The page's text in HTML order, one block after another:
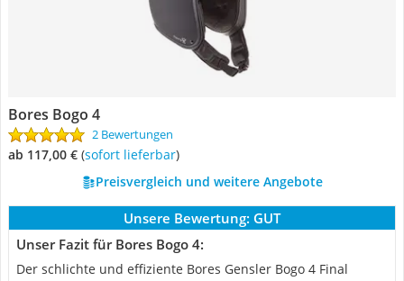
Bores Bogo 4
2 Bewertungen
ab 117,00 € ( Sofort lieferbar)
Preisvergleich und weitere Angebote
Unsere Bewertung: GUT
Unser Fazit für Bores Bogo 4:
Der schlichte und effiziente Bores Gensler Bogo 4 Final